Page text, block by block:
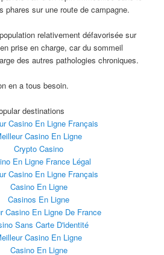
phares sur une route de campagne.
relativement défavorisée sur
prise en charge, car du sommeil
des autres pathologies chroniques.
en a tous besoin.
destinations
Casino En Ligne Français
Casino En Ligne
Crypto Casino
En Ligne France Légal
Casino En Ligne Français
Casino En Ligne
Casinos En Ligne
Casino En Ligne De France
Sans Carte D'identité
Casino En Ligne
Casino En Ligne